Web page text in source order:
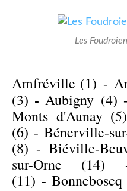
Les
Amfréville (1) -
(3) - Aubigny (4) -
Monts d'Aunay
(6) - Bénerville-
(8) - Biéville-
sur-Orne (14)
(11) -